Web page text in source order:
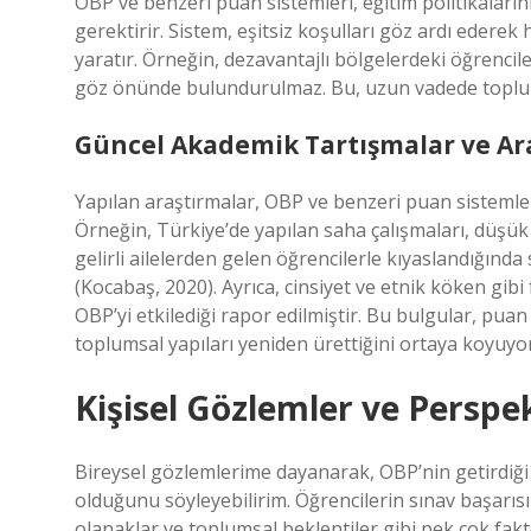
gerektirir. Sistem, eşitsiz koşulları göz ardı ederek
yaratır. Örneğin, dezavantajlı bölgelerdeki
göz önünde bulundurulmaz. Bu, uzun vadede
Güncel Akademik Tartışmalar ve
Yapılan araştırmalar, OBP ve benzeri puan
Örneğin, Türkiye’de yapılan saha çalışmaları,
gelirli ailelerden gelen öğrencilerle
(Kocabaş, 2020). Ayrıca, cinsiyet ve etnik köken
OBP’yi etkilediği rapor edilmiştir. Bu bulgular,
toplumsal yapıları yeniden ürettiğini ortaya
Kişisel Gözlemler ve
Bireysel gözlemlerime dayanarak, OBP’nin
olduğunu söyleyebilirim. Öğrencilerin sınav